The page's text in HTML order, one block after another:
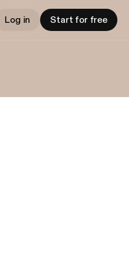
Log in Start for free